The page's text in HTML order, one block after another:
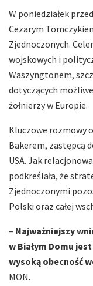
W poniedziałek
Cezarym
Zjednoczonych.
wojskowych i
Waszyngtonem,
dotyczących
żołnierzy w Europie.
Kluczowe rozmowy
Bakerem, zastępcą
USA. Jak
podkreślała, że
Zjednoczonymi
Polski oraz całej
– Najważniejszy
w Białym Domu
wysoką obecność
MON.